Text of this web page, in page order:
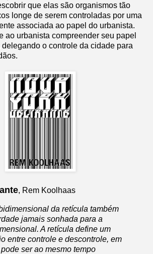
que elas são organismos tão
longe de serem controladas por uma
associada ao papel do urbanista.
ao urbanista compreender seu papel
o controle da cidade para
, Rem Koolhaas
da retícula também
jamais sonhada para a
A retícula define um
entre controle e descontrole, em
ser ao mesmo tempo